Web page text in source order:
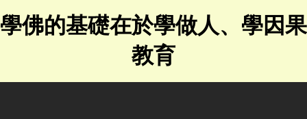
學佛的基礎在於學做人、學因果
教育